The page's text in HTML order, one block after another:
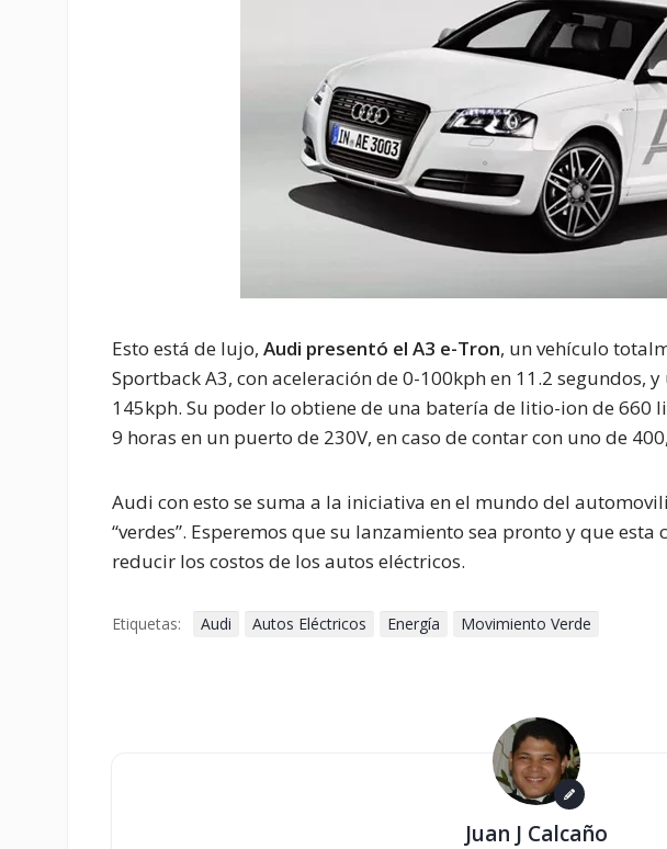
Esto está de lujo, Audi presentó el A3 e-Tron, un vehículo
Sportback A3, con aceleración de 0-100kph en 11.2 segundos,
145kph. Su poder lo obtiene de una batería de litio-ion de 660
9 horas en un puerto de 230V, en caso de contar con uno de
Audi con esto se suma a la iniciativa en el mundo del
“verdes”. Esperemos que su lanzamiento sea pronto y que
reducir los costos de los autos eléctricos.
Etiquetas: Audi Autos Eléctricos Energía Movimiento Verde
Juan J Calcaño